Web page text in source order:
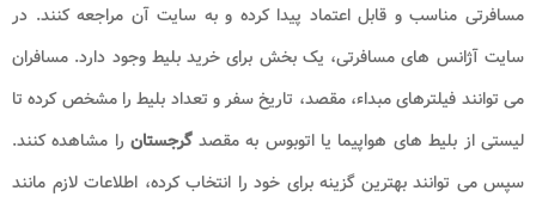
مسافرتی مناسب و قابل اعتماد پیدا کرده و به سایت آن مراجعه کنند. در
سایت آژانس های مسافرتی، یک بخش برای خرید بلیط وجود دارد. مسافران
می توانند فیلترهای مبداء، مقصد، تاریخ سفر و تعداد بلیط را مشخص کرده تا
لیستی از بلیط های هواپیما یا اتوبوس به مقصدگرجستانرا مشاهده کنند.
سپس می توانند بهترین گزینه برای خود را انتخاب کرده، اطلاعات لازم مانند